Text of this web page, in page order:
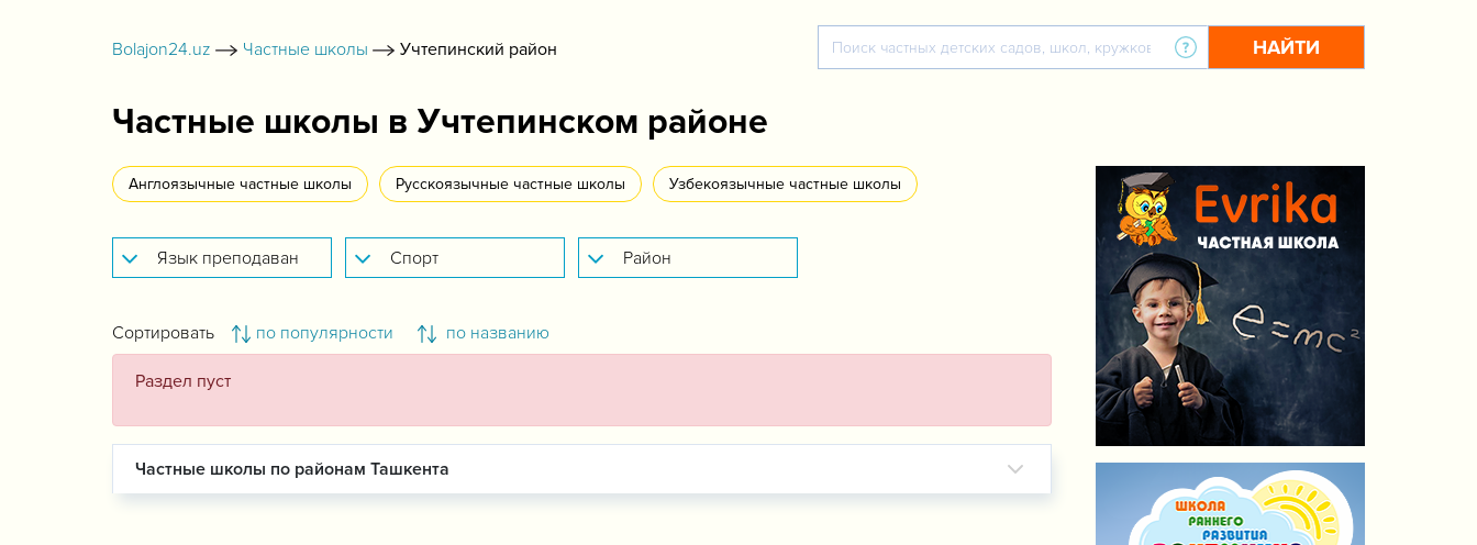
Bolajon24.uz Частные школы Учтепинский район НАЙТИ
Частные школы в Учтепинском районе
Англоязычные частные школы Русскоязычные частные школы Узбекоязычные частные школы
Сортировать по популярности по названию
Раздел пуст
Частные школы по районам Ташкента